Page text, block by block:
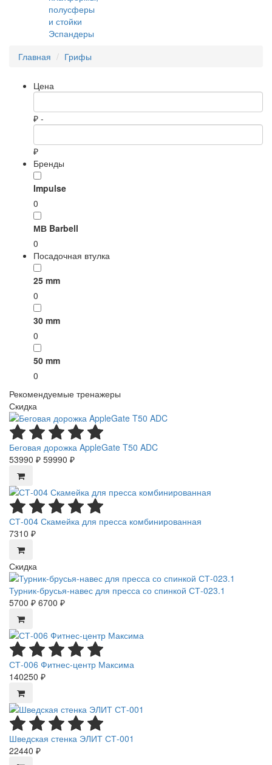
полусферы
и стойки
Эспандеры
Главная
Грифы
Цена
₽ -
₽
Бренды
Impulse
0
МВ Barbell
0
Посадочная втулка
25 mm
0
30 mm
0
50 mm
0
Рекомендуемые тренажеры
Скидка
Беговая дорожка AppleGate T50 ADC
53990 ₽ 59990 ₽
СТ-004 Скамейка для пресса комбинированная
7310 ₽
Скидка
Турник-брусья-навес для пресса со спинкой СТ-023.1
5700 ₽ 6700 ₽
СТ-006 Фитнес-центр Максима
140250 ₽
Шведская стенка ЭЛИТ СТ-001
22440 ₽